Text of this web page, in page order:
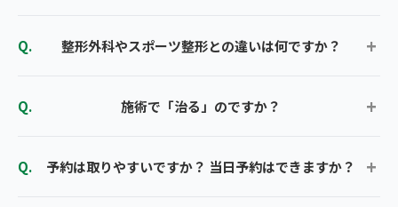
整形外科やスポーツ整形との違いは何ですか？
施術で「治る」のですか？
予約は取りやすいですか？ 当日予約はできますか？